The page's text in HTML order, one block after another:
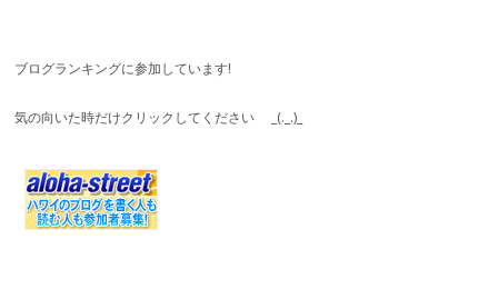
ブログランキングに参加しています!
気の向いた時だけクリックしてください _(._.)_